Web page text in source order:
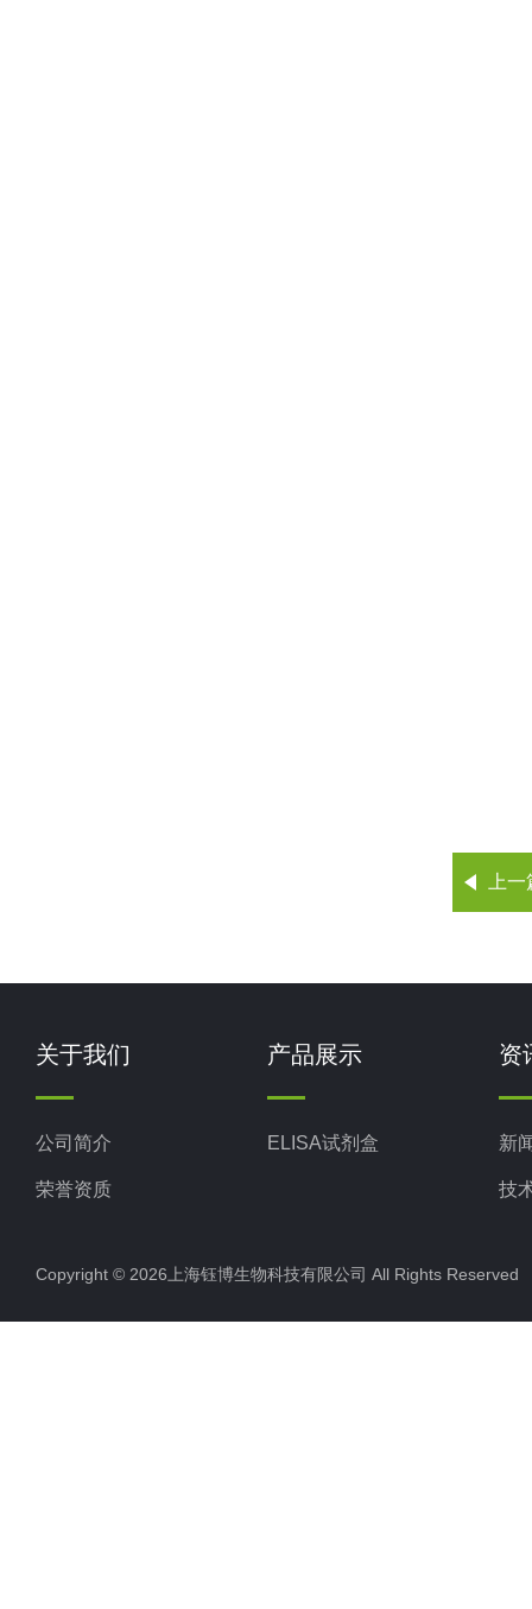
上
关于我们
公司简介
荣誉资质
产品展示
ELISA试剂盒
资
新
技
Copyright © 2026上海钰博生物科技有限公司 All Rights